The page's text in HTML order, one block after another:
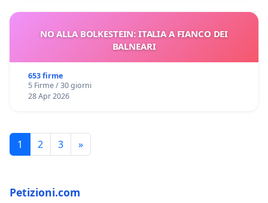
NO ALLA BOLKESTEIN: ITALIA A FIANCO DEI
BALNEARI
653 firme
5 Firme / 30 giorni
28 Apr 2026
1 2 3 »
Petizioni.com